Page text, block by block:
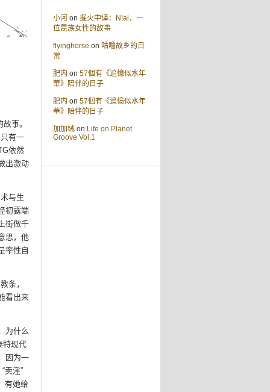
事。
有一
依然
出激动
与生
初露端
街做千
思，他
率性自
条，
看出来
为什么
特现代
因为一
卖淫”
有她给
小河 on 掘火中译：N!ai，一
位昆族女性的故事
flyinghorse on 咕噜故乡的日
常
肥内 on 57個有《追憶似水年
華》陪伴的日子
肥内 on 57個有《追憶似水年
華》陪伴的日子
加加绒 on Life on Planet
Groove Vol.1